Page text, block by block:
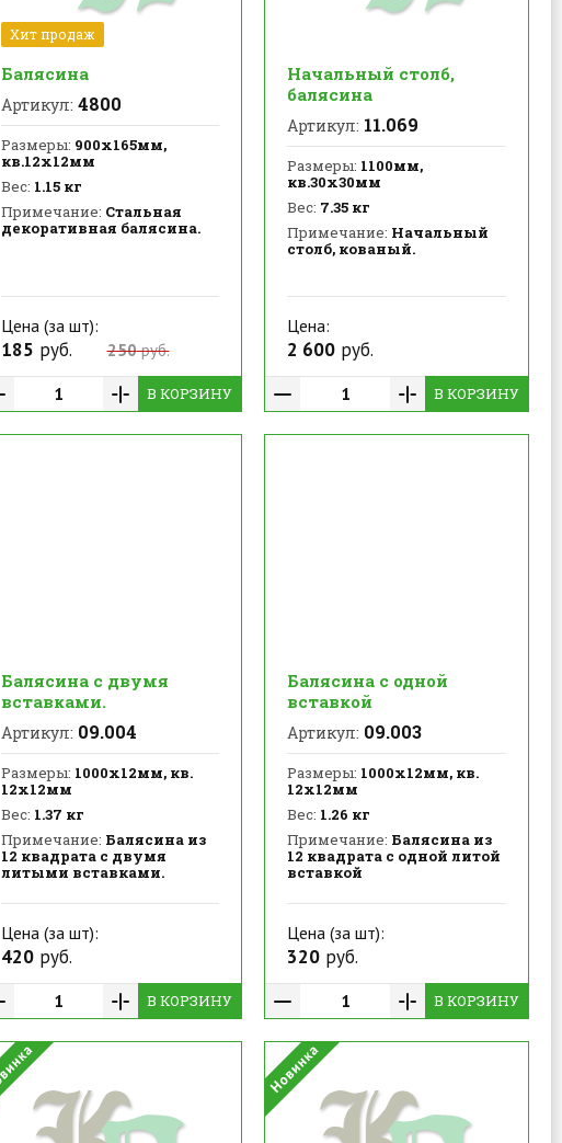
Хит продаж
Балясина
Артикул: 4800
Размеры: 900х165мм,
кв.12х12мм
Вес: 1.15 кг
Примечание: Стальная
декоративная балясина.
Цена (за шт):
185 руб. 250руб.
В КОРЗИНУ
Начальный столб,
балясина
Артикул: 11.069
Размеры: 1100мм,
кв.30х30мм
Вес: 7.35 кг
Примечание: Начальный
столб, кованый.
Цена:
2 600 руб.
В КОРЗИНУ
Балясина с двумя
вставками.
Артикул: 09.004
Размеры: 1000х12мм, кв.
12х12мм
Вес: 1.37 кг
Примечание: Балясина из
12 квадрата с двумя
литыми вставками.
Цена (за шт):
420руб.
В КОРЗИНУ
Балясина с одной
вставкой
Артикул: 09.003
Размеры: 1000х12мм, кв.
12х12мм
Вес: 1.26 кг
Примечание: Балясина из
12 квадрата с одной литой
вставкой
Цена (за шт):
320 руб.
В КОРЗИНУ